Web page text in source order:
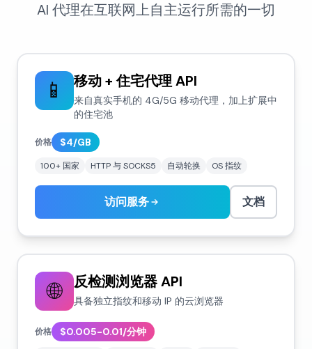
AI 代理在互联网上自主运行所需的一切
📱 移动 + 住宅代理 API
来自真实手机的 4G/5G 移动代理，加上扩展中
的住宅池
价格 $4/GB
100+ 国家 HTTP 与 SOCKS5 自动轮换 OS 指纹
访问服务 文档
🌐 反检测浏览器 API
具备独立指纹和移动 IP 的云浏览器
价格 $0.005-0.01/分钟